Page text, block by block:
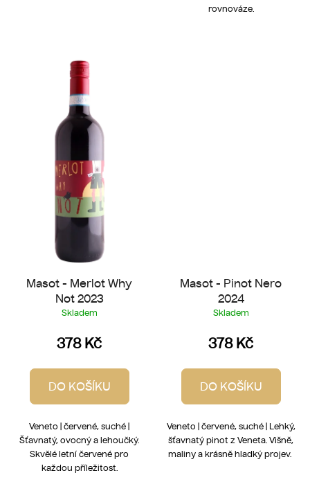
rovnováze.
Masot - Merlot Why
Not 2023
Skladem
378 Kč
DO KOŠÍKU
Veneto | červené, suché |
Šťavnatý, ovocný a lehoučký.
Skvělé letní červené pro
každou příležitost.
Masot - Pinot Nero
2024
Skladem
378 Kč
DO KOŠÍKU
Veneto | červené, suché | Lehký,
šťavnatý pinot z Veneta. Višně,
maliny a krásně hladký projev.